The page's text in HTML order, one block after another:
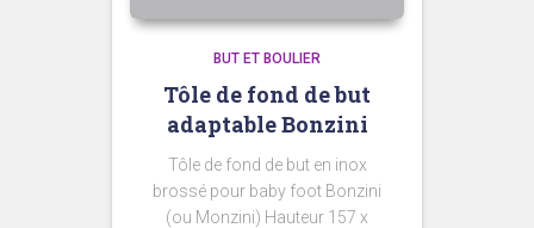
BUT ET BOULIER
Tôle de fond de but
adaptable Bonzini
Tôle de fond de but en inox
brossé pour baby foot Bonzini
(ou Monzini) Hauteur 157 x